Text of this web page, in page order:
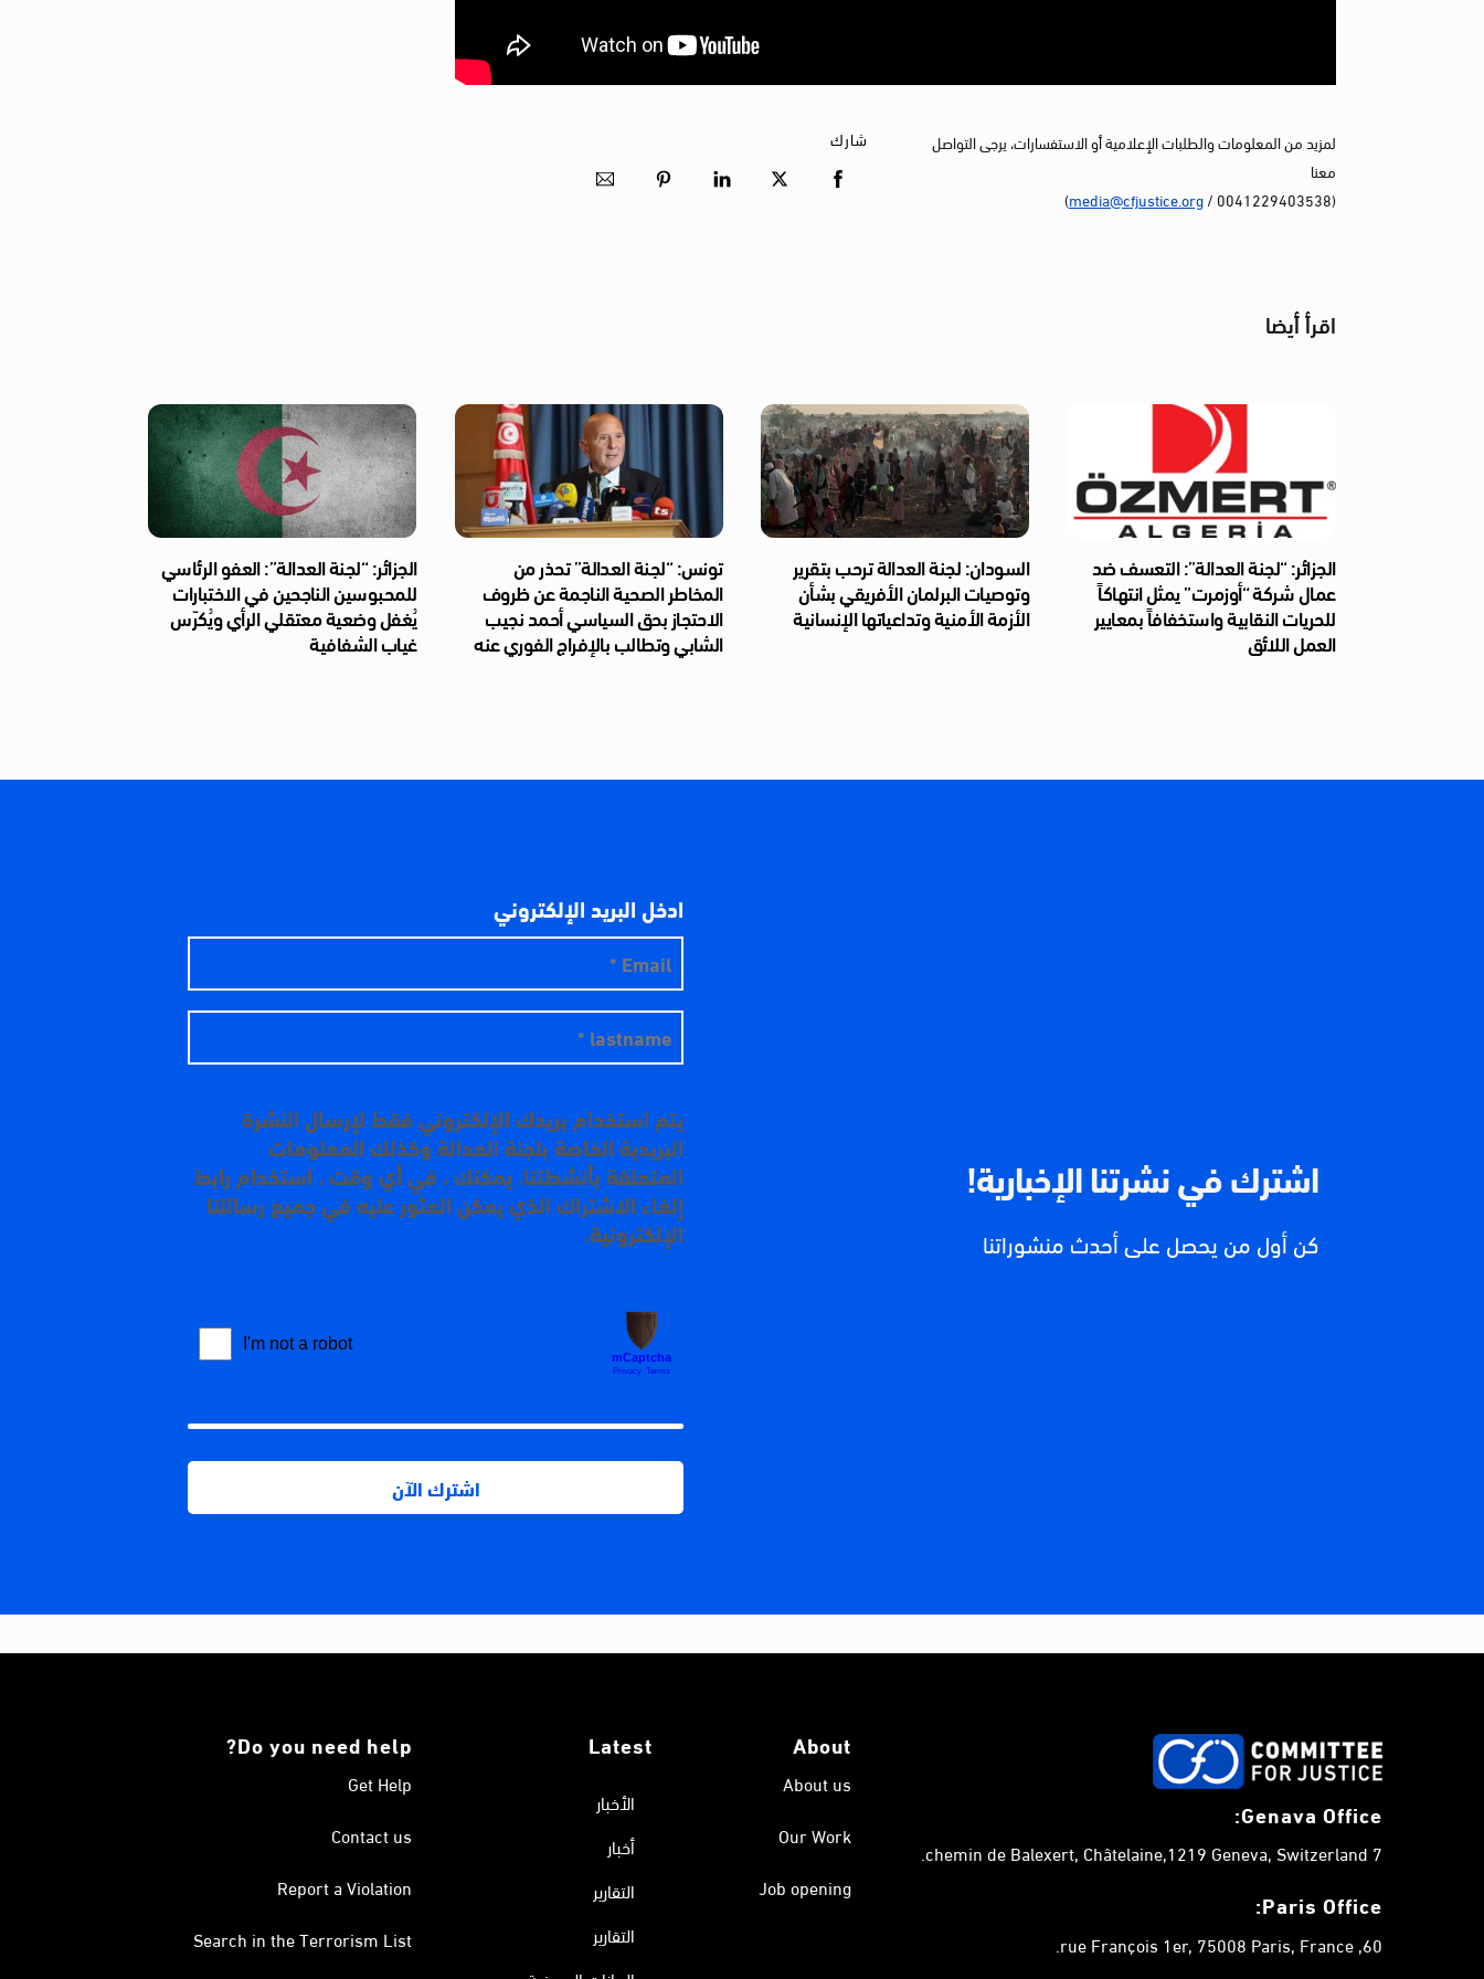
لمزيد من المعلومات والطلبات الإعلامية أو الاستفسارات، يرجى التواصل
معنا
(0041229403538 /
media@cfjustice.org
)
شارك
اقرأ أيضا
الجزائر: “لجنة العدالة”: التعسف ضد
عمال شركة “أوزمرت” يمثل انتهاكاً
للحريات النقابية واستخفافاً بمعايير
العمل اللائق
السودان: لجنة العدالة ترحب بتقرير
وتوصيات البرلمان الأفريقي بشأن
الأزمة الأمنية وتداعياتها الإنسانية
تونس: “لجنة العدالة” تحذر من
المخاطر الصحية الناجمة عن ظروف
الاحتجاز بحق السياسي أحمد نجيب
الشابي وتطالب بالإفراج الفوري عنه
الجزائر: “لجنة العدالة”: العفو الرئاسي
للمحبوسين الناجحين في الاختبارات
يُغفل وضعية معتقلي الرأي ويُكرّس
غياب الشفافية
اشترك في نشرتنا الإخبارية!
كن أول من يحصل على أحدث منشوراتنا
ادخل البريد الإلكتروني
يتم استخدام بريدك الإلكتروني فقط لإرسال النشرة
البريدية الخاصة بلجنة العدالة وكذلك المعلومات
المتعلقة بأنشطتنا. يمكنك ، في أي وقت ، استخدام رابط
إلغاء الاشتراك الذي يمكن العثور عليه في جميع رسائلنا
الإلكترونية.
Genava Office:
7 chemin de Balexert, Châtelaine,1219 Geneva, Switzerland.
Paris Office:
60, rue François 1er, 75008 Paris, France.
About
About us
Our Work
Job opening
Latest
الأخبار
أخبار
التقارير
التقارير
Do you need help?
Get Help
Contact us
Report a Violation
Search in the Terrorism List